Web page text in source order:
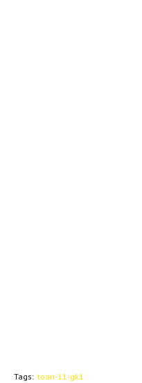
Tags: toan-11-gk1